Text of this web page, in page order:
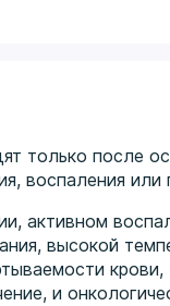
только после
воспаления или
активном
высокой
и